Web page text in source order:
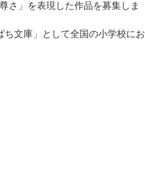
さ」を表現した作品を募集しま
文庫」として全国の小学校にお